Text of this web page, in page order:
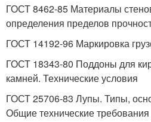
ГОСТ 8462-85 Материалы
определения пределов
ГОСТ 14192-96 Маркировка
ГОСТ 18343-80 Поддоны для
камней. Технические условия
ГОСТ 25706-83 Лупы. Типы,
Общие технические требования